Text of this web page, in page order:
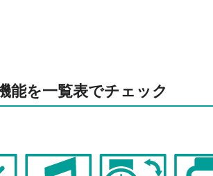
能を一覧表でチェック